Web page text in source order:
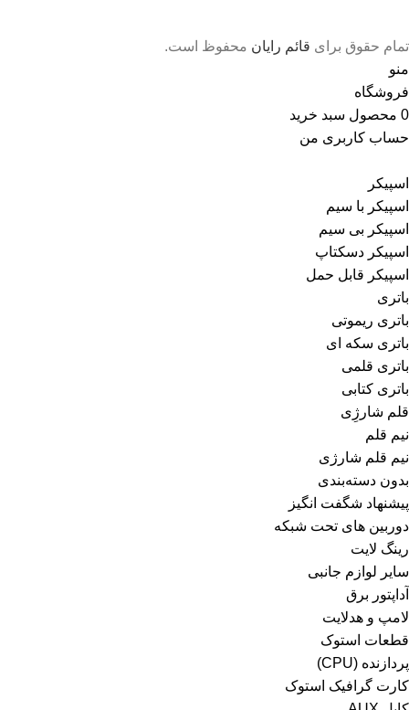
تمام حقوق برای قائم رایان محفوظ است.
منو
فروشگاه
0 محصول سبد خرید
حساب کاربری من
اسپیکر
اسپیکر با سیم
اسپیکر بی سیم
اسپیکر دسکتاپ
اسپیکر قابل حمل
باتری
باتری ریموتی
باتری سکه ای
باتری قلمی
باتری کتابی
قلم شارژِی
نیم قلم
نیم قلم شارژی
بدون دسته‌بندی
پیشنهاد شگفت انگیز
دوربین های تحت شبکه
رینگ لایت
سایر لوازم جانبی
آداپتور برق
لامپ و هدلایت
قطعات استوک
پردازنده (CPU)
کارت گرافیک استوک